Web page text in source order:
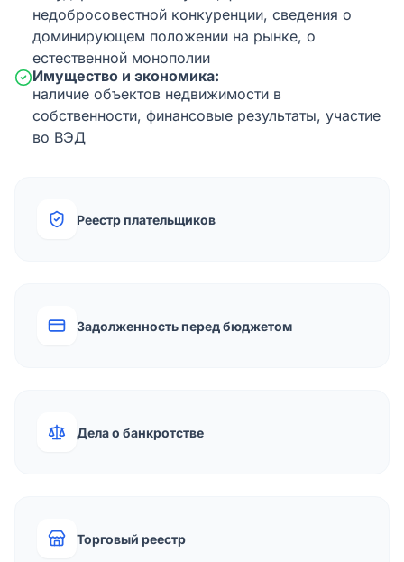
недобросовестной конкуренции, сведения о
доминирующем положении на рынке, о
естественной монополии
Имущество и экономика:
наличие объектов недвижимости в
собственности, финансовые результаты, участие
во ВЭД
Реестр плательщиков
Задолженность перед бюджетом
Дела о банкротстве
Торговый реестр